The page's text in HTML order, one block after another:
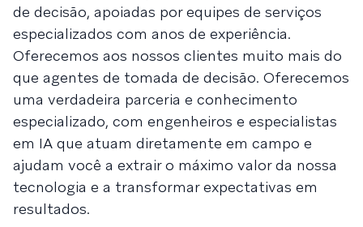
de decisão, apoiadas por equipes de serviços
especializados com anos de experiência.
Oferecemos aos nossos clientes muito mais do
que agentes de tomada de decisão. Oferecemos
uma verdadeira parceria e conhecimento
especializado, com engenheiros e especialistas
em IA que atuam diretamente em campo e
ajudam você a extrair o máximo valor da nossa
tecnologia e a transformar expectativas em
resultados.